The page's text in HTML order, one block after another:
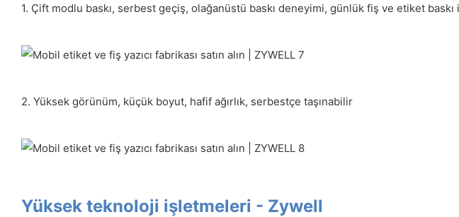
1. Çift modlu baskı, serbest geçiş, olağanüstü baskı deneyimi, günlük fiş ve etiket baskı
2. Yüksek görünüm, küçük boyut, hafif ağırlık, serbestçe taşınabilir
Yüksek teknoloji işletmeleri - Zywell